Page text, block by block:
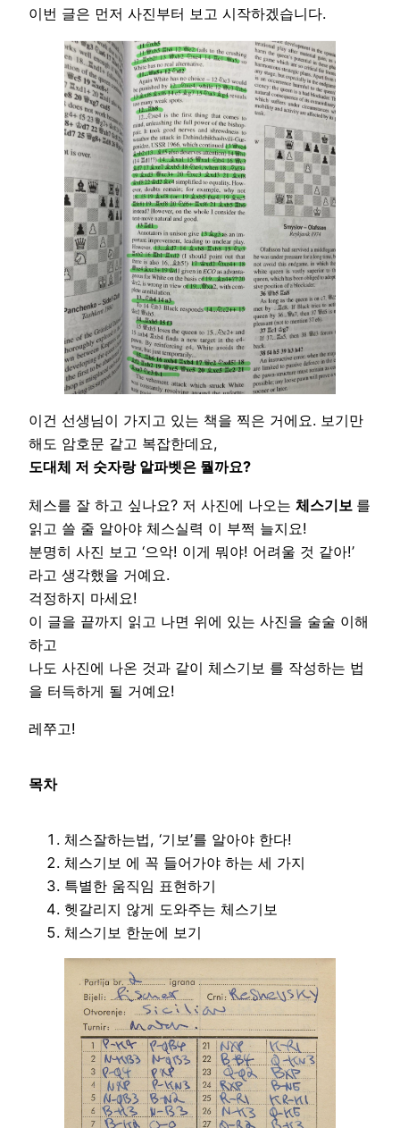
이번 글은 먼저 사진부터 보고 시작하겠습니다.
이건 선생님이 가지고 있는 책을 찍은 거에요. 보기만
해도 암호문 같고 복잡한데요,
도대체 저 숫자랑 알파벳은 뭘까요?
체스를 잘 하고 싶나요? 저 사진에 나오는 체스기보 를
읽고 쓸 줄 알아야 체스실력 이 부쩍 늘지요!
분명히 사진 보고 ‘으악! 이게 뭐야! 어려울 것 같아!’
라고 생각했을 거예요.
걱정하지 마세요!
이 글을 끝까지 읽고 나면 위에 있는 사진을 술술 이해
하고
나도 사진에 나온 것과 같이 체스기보 를 작성하는 법
을 터득하게 될 거예요!
레쭈고!
목차
체스잘하는법, ‘기보’를 알아야 한다!
체스기보 에 꼭 들어가야 하는 세 가지
특별한 움직임 표현하기
헷갈리지 않게 도와주는 체스기보
체스기보 한눈에 보기